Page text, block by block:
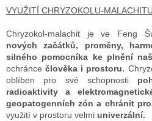
apod.
a
a
a
í
p
r
v
k
y
v
ý
VYUŽITÍ CHRYZOKOLU-
Chryzokol-malachit je ve Feng
nových začátků, proměny,
silného pomocníka ke plnění
ochránce člověka i prostoru.
oblíben pro své schopnosti
radioaktivity a
geopatogenních zón a chránit
využití v prostoru velmi univerzální.